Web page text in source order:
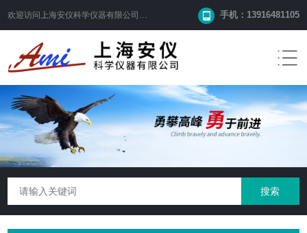
欢迎访问 上海安仪科学仪器有限公司 网站！ 手机：13916481105